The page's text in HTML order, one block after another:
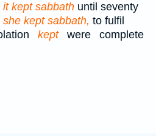
it kept sabbath until seventy
she kept sabbath, to fulfil
keptwere complete